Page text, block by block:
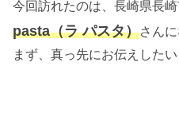
今回訪れたのは、長崎県長
pasta（ラ パスタ）さん
まず、真っ先にお伝えしたい